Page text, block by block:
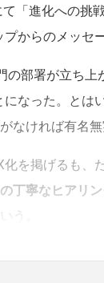
「進化への挑
からのメッセ
部署が立ち
なった。とは
なければ有名無
を掲げるも、
丁寧なヒアリ